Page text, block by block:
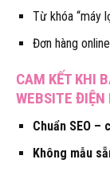
Từ khóa “máy
Đơn hàng
CAM KẾT KHI
WEBSITE ĐIỆN
Chuẩn SEO –
Không mẫu